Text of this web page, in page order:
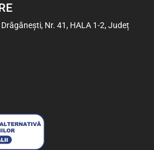
Nr. 41, HALA 1-2, Județ